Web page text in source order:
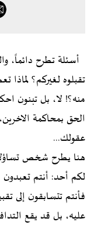
أسئلة تطرح دائماً،
تقبلوه لغيركم؟
منه؟! لا، بل تبنون
الحق بمحاكمة
عقولك...
هنا يطرح شخص
لكم أحد: أنتم
فأنتم تتسابقون إلى
عليه، بل قد يقع